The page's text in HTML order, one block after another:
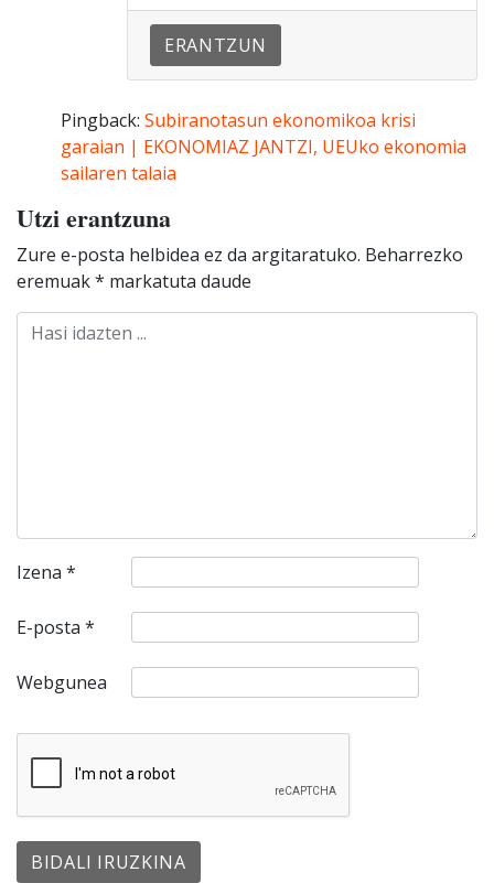
ERANTZUN
Pingback: Subiranotasun ekonomikoa krisi
garaian | EKONOMIAZ JANTZI, UEUko ekonomia
sailaren talaia
Utzi erantzuna
Zure e-posta helbidea ez da argitaratuko. Beharrezko
eremuak* markatuta daude
Izena *
E-posta *
Webgunea